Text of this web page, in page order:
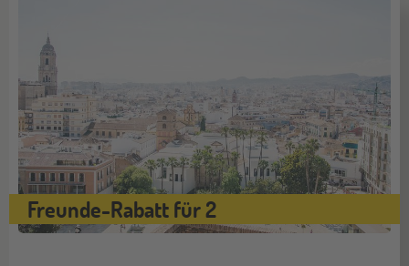
Freunde-Rabatt für 2